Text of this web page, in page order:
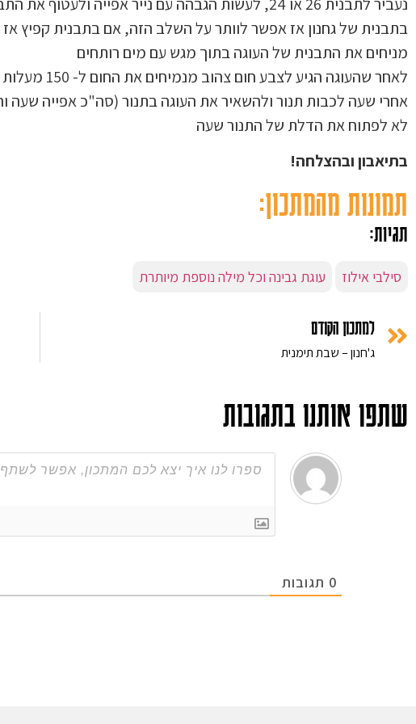
בתבנית של גחנון אז אפשר לוותר על השלב הזה, אם בתבנית קפיץ
מניחים את התבנית של העוגה בתוך מגש עם מים רותחים
לאחר שהעוגה הגיע לצבע חום צהוב מנמיחים את החום ל- 150 מעלות
אחרי שעה לכבות תנור ולהשאיר את העוגה בתנור (סה"כ אפייה שעה
לא לפתוח את הדלת של התנור שעה
בתיאבון ובהצלחה!
תמונות מהמתכון:
תגיות:
סילבי אילוז עוגת גבינה וכל מילה נוספת מיותרת
למתכון הקודם
ג'חנון – שבת תימנית
שתפו אותנו בתגובות
0 תגובות